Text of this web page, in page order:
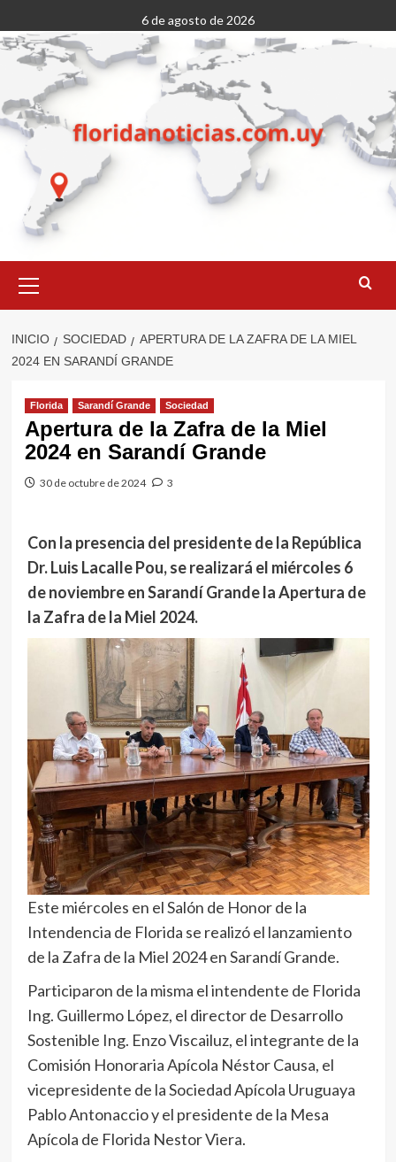
al
contenido
6 de agosto de 2026
primario
INICIO SOCIEDAD
APERTURA DE LA ZAFRA DE LA MIEL
2024 EN SARANDÍ GRANDE
Florida Sarandí Grande Sociedad
Apertura de la Zafra de la Miel
2024 en Sarandí Grande
30 de octubre de 2024 3
Con la presencia del presidente de la República
Dr. Luis Lacalle Pou, se realizará el miércoles 6
de noviembre en Sarandí Grande la Apertura de
la Zafra de la Miel 2024.
Este miércoles en el Salón de Honor de la
Intendencia de Florida se realizó el lanzamiento
de la Zafra de la Miel 2024 en Sarandí Grande.
Participaron de la misma el intendente de Florida
Ing. Guillermo López, el director de Desarrollo
Sostenible Ing. Enzo Viscailuz, el integrante de la
Comisión Honoraria Apícola Néstor Causa, el
vicepresidente de la Sociedad Apícola Uruguaya
Pablo Antonaccio y el presidente de la Mesa
Apícola de Florida Nestor Viera.